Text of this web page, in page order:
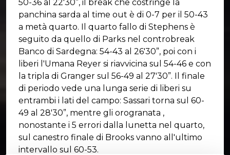
50-36 al 22'30”, il break che costringe la
panchina sarda al time out è di 0-7 per il 50-43
a metà quarto. Il quarto fallo di Stephens è
seguito da quello di Parks nel controbreak
Banco di Sardegna: 54-43 al 26'30”, poi con i
liberi l'Umana Reyer si riavvicina sul 54-46 e con
la tripla di Granger sul 56-49 al 27'30”. Il finale
di periodo vede una lunga serie di liberi su
entrambi i lati del campo: Sassari torna sul 60-
49 al 28'30”, mentre gli orogranata ,
nonostante i 5 errori dalla lunetta nel quarto,
sul canestro finale di Brooks vanno all'ultimo
intervallo sul 60-53.